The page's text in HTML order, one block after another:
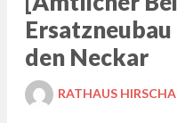
den Neckar
RATHAUS